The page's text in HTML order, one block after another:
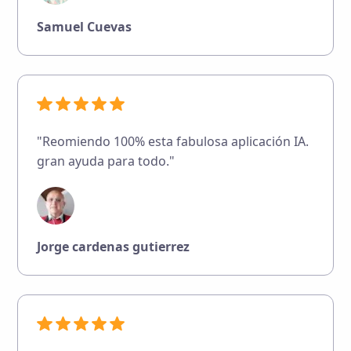
Samuel Cuevas
"Reomiendo 100% esta fabulosa aplicación IA.
gran ayuda para todo."
Jorge cardenas gutierrez